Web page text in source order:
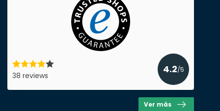
Nombre de la empresa
cantidad*
38 reviews
4.2/5
Ver más